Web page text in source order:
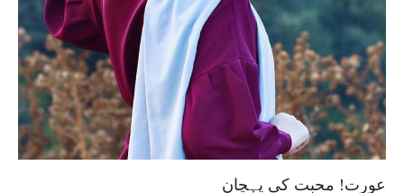
عورت! محبت کی پہچان